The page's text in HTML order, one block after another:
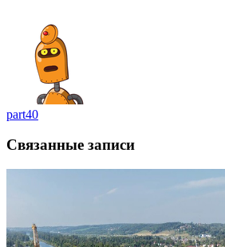
part40
Связанные записи